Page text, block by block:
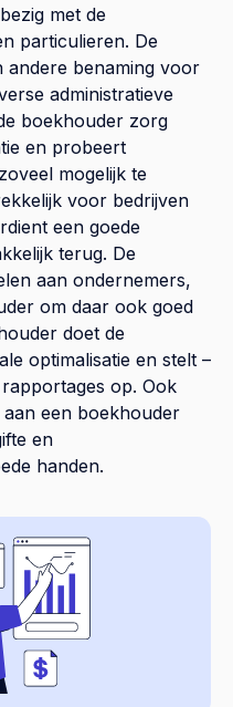
met de
particulieren. De
andere benaming voor
administratieve
boekhouder zorg
en probeert
mogelijk te
voor bedrijven
een goede
terug. De
aan ondernemers,
om daar ook goed
doet de
optimalisatie en stelt –
op. Ook
een boekhouder
en
handen.